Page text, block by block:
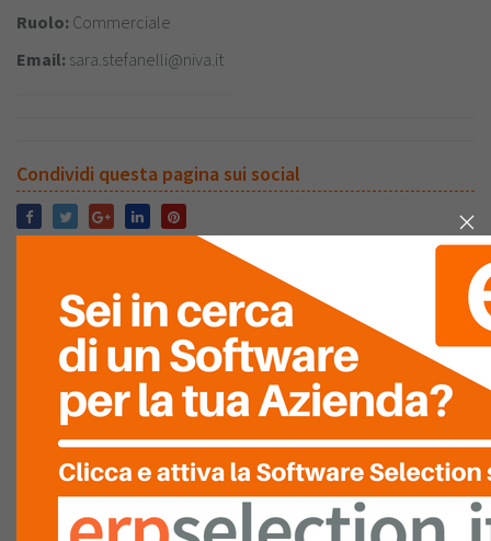
Ruolo: Commerciale
Email: sara.stefanelli@niva.it
Condividi questa pagina sui social
VALUTAZIONEAZIENDA
LASCIA LA TUAVALUTAZIONE
La tua Valutazione
RECENSIONI DEI VISITATORI
ECCELLENTE
Ultima Recensione
Nessuna recensione è stata
ancora inserita.